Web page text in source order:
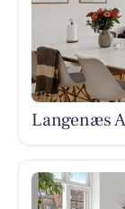
Langenæs